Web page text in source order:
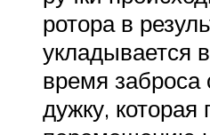
ротора в
укладывается
время заброса
дужку, которая